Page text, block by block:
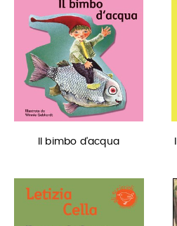
Il bimbo d'acqua